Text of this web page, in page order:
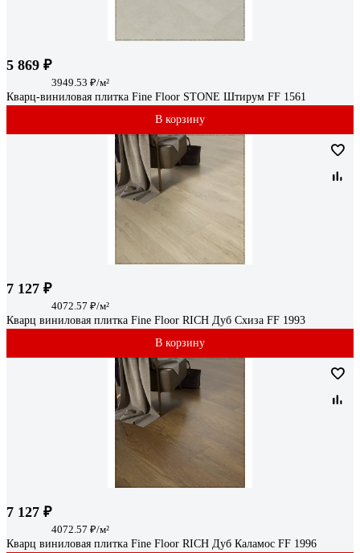
5 869 ₽
3949.53 ₽/м²
Кварц-виниловая плитка Fine Floor STONE Штирум FF 1561
В корзину
7 127 ₽
4072.57 ₽/м²
Кварц виниловая плитка Fine Floor RICH Дуб Схиза FF 1993
В корзину
7 127 ₽
4072.57 ₽/м²
Кварц виниловая плитка Fine Floor RICH Дуб Каламос FF 1996